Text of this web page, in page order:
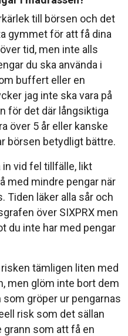
till börsen och det
gymmet för att få dina
tid, men inte alls
du ska använda i
buffert eller en
jag inte ska vara på
för det där långsiktiga
över 5 år eller kanske
börsen betydligt bättre.
vid fel tillfälle, likt
med mindre pengar när
Tiden läker alla sår och
över SIXPRX men
du inte har med pengar
tämligen liten med
men glöm inte bort dem
som gröper ur pengarnas
risk som det sällan
som att få en